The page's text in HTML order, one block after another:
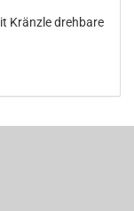
Kränzle drehbare